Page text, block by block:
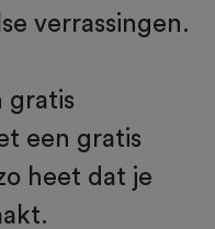
verrassingen.
gratis
een gratis
heet dat je